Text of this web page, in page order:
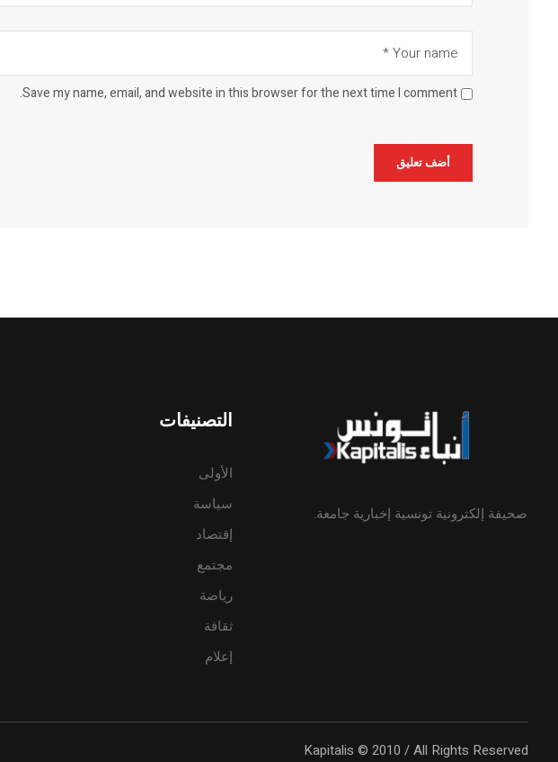
Save my name, email, and website in this browser for the next time I comment.
صحيفة إلكترونية تونسية إخبارية جامعة.
التصنيفات
الأولى
سياسة
إقتصاد
مجتمع
رياضة
ثقافة
إعلام
Kapitalis © 2010 / All Rights Reserved